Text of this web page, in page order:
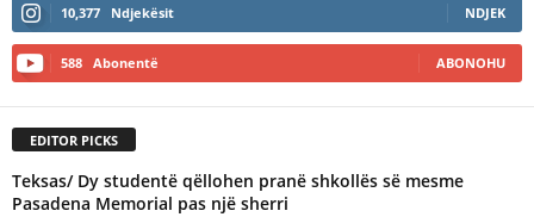
10,377 Ndjekësit NDJEK
588 Abonentë ABONOHU
EDITOR PICKS
Teksas/ Dy studentë qëllohen pranë shkollës së mesme
Pasadena Memorial pas një sherri